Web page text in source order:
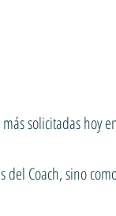
solicitadas hoy
Coach, sino